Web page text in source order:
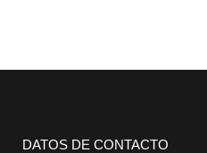
DATOS DE CONTACTO